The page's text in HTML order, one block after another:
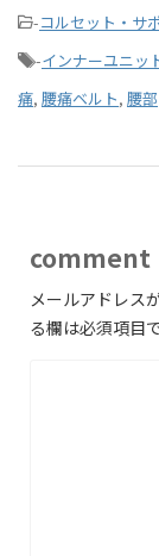
-コルセット・サ
-インナーユニッ
痛, 腰痛ベルト, 腰部
comment
メールアドレス
る欄は必須項目